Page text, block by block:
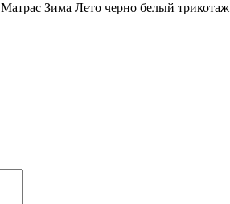
Матрас Зима Лето черно белый трикотаж